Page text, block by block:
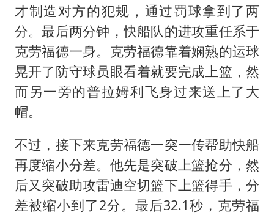
才制造对方的犯规，通过罚球拿到了两
分。最后两分钟，快船队的进攻重任系于
克劳福德一身。克劳福德靠着娴熟的运球
晃开了防守球员眼看着就要完成上篮，然
而另一旁的普拉姆利飞身过来送上了大
帽。
不过，接下来克劳福德一突一传帮助快船
再度缩小分差。他先是突破上篮抢分，然
后又突破助攻雷迪空切篮下上篮得手，分
差被缩小到了2分。最后32.1秒，克劳福